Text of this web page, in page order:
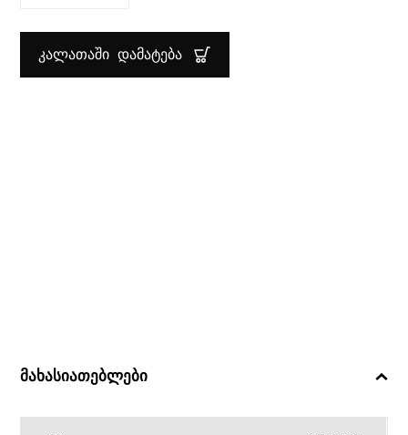
20
ARTASYM
ᲙᲐᲚᲐᲗᲐᲨᲘ ᲓᲐᲛᲐᲢᲔᲑᲐ
მახასიათებლები